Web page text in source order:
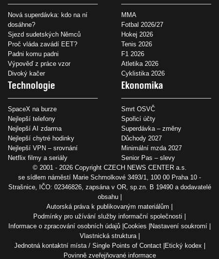
Nová superdávka: kdo na ní
dosáhne?
Sjezd sudetských Němců
Proč vláda zavádí EET?
Padni komu padni
Výpověď z práce vzor
Divoký kačer
MMA
Fotbal 2026/27
Hokej 2026
Tenis 2026
F1 2026
Atletika 2026
Cyklistika 2026
Technologie
SpaceX na burze
Nejlepší telefony
Nejlepší AI zdarma
Nejlepší chytré hodinky
Nejlepší VPN – srovnání
Netflix filmy a seriály
Ekonomika
Smrt OSVČ
Spořicí účty
Superdávka – změny
Důchody 2027
Minimální mzda 2027
Senior Pas – slevy
© 2001 - 2026 Copyright CZECH NEWS CENTER a.s.
se sídlem náměstí Marie Schmolkové 3493/1, 100 00 Praha 10 -
Strašnice, IČO: 02346826, zapsána v OR, sp.zn. B 19490 a dodavatelé
obsahu
Autorská práva k publikovaným materiálům
Podmínky pro užívání služby informační společnosti
Informace o zpracování osobních údajů Cookies Nastavení soukromí
Vlastnická struktura
Jednotná kontaktní místa / Single Points of Contact Etický kodex
Povinně zveřejňované informace